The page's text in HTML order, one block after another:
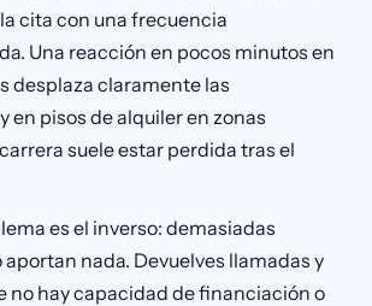
cita con una frecuencia
Una reacción en pocos minutos en
desplaza claramente las
en pisos de alquiler en zonas
suele estar perdida tras el
es el inverso: demasiadas
nada. Devuelves llamadas y
no hay capacidad de financiación o